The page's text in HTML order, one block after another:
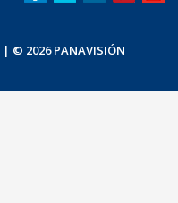
| © 2026 PANAVISIÓN